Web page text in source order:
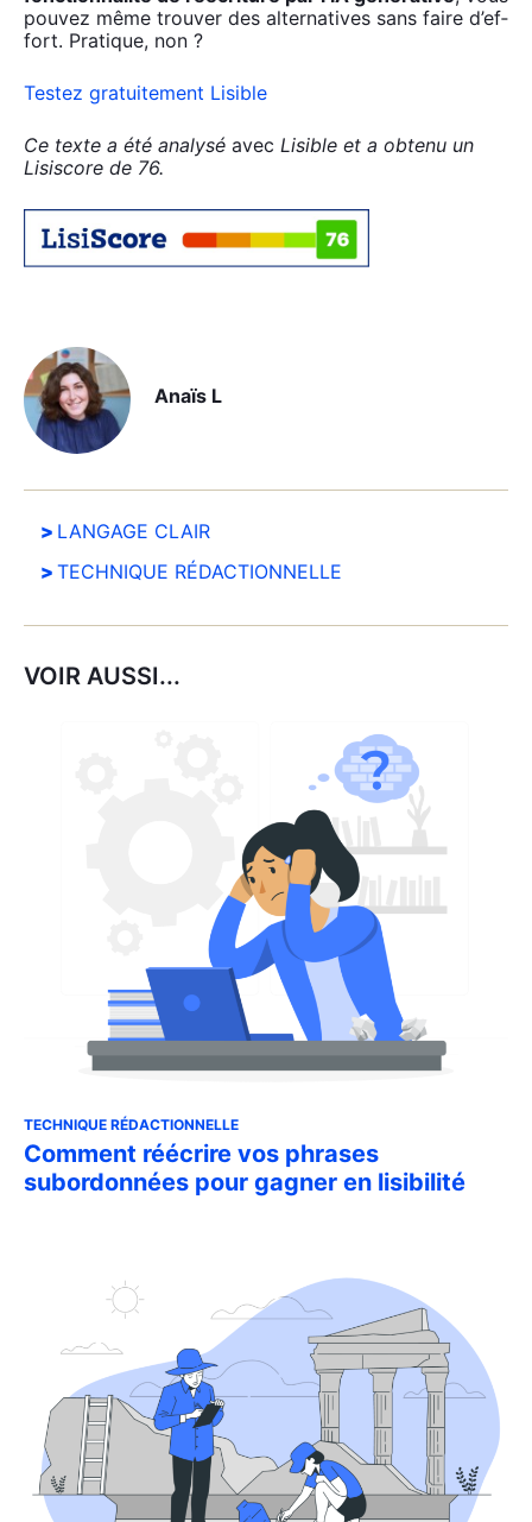
LANGAGE CLAIR
TECHNIQUE RÉDACTIONNELLE
VOIR AUSSI...
TECHNIQUE RÉDACTIONNELLE
Comment réécrire vos phrases
subordonnées pour gagner en lisibilité
pou­vez même trou­ver des alter­na­tives sans faire d’ef­
fort. Pra­tique, non ?
Tes­tez gra­tui­te­ment Lisible
Ce texte a été ana­ly­sé avec Lisible et a obte­nu un
Lisis­core de 76.
Anaïs L